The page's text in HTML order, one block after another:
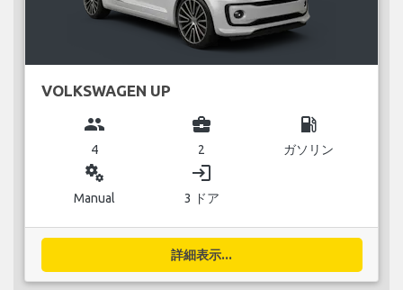
VOLKSWAGEN UP
group
4
business_center
2
local_gas_station
ガソリン
miscellaneous_services
Manual
login
3 ドア
詳細表示...